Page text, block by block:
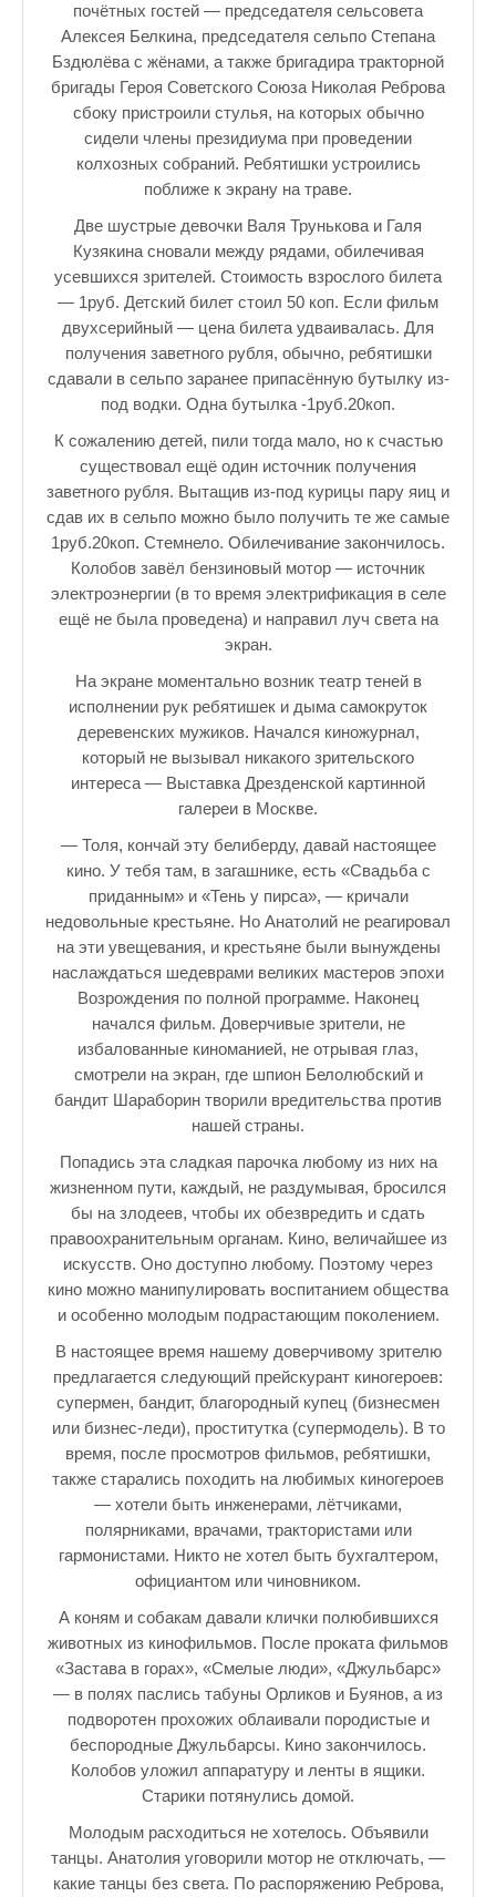
почётных гостей — председателя сельсовета
Алексея Белкина, председателя сельпо Степана
Бздюлёва с жёнами, а также бригадира тракторной
бригады Героя Советского Союза Николая Реброва
сбоку пристроили стулья, на которых обычно
сидели члены президиума при проведении
колхозных собраний. Ребятишки устроились
поближе к экрану на траве.
Две шустрые девочки Валя Трунькова и Галя
Кузякина сновали между рядами, обилечивая
усевшихся зрителей. Стоимость взрослого билета
— 1руб. Детский билет стоил 50 коп. Если фильм
двухсерийный — цена билета удваивалась. Для
получения заветного рубля, обычно, ребятишки
сдавали в сельпо заранее припасённую бутылку из-
под водки. Одна бутылка -1руб.20коп.
К сожалению детей, пили тогда мало, но к счастью
существовал ещё один источник получения
заветного рубля. Вытащив из-под курицы пару яиц и
сдав их в сельпо можно было получить те же самые
1руб.20коп. Стемнело. Обилечивание закончилось.
Колобов завёл бензиновый мотор — источник
электроэнергии (в то время электрификация в селе
ещё не была проведена) и направил луч света на
экран.
На экране моментально возник театр теней в
исполнении рук ребятишек и дыма самокруток
деревенских мужиков. Начался киножурнал,
который не вызывал никакого зрительского
интереса — Выставка Дрезденской картинной
галереи в Москве.
— Толя, кончай эту белиберду, давай настоящее
кино. У тебя там, в загашнике, есть «Свадьба с
приданным» и «Тень у пирса», — кричали
недовольные крестьяне. Но Анатолий не реагировал
на эти увещевания, и крестьяне были вынуждены
наслаждаться шедеврами великих мастеров эпохи
Возрождения по полной программе. Наконец
начался фильм. Доверчивые зрители, не
избалованные киноманией, не отрывая глаз,
смотрели на экран, где шпион Белолюбский и
бандит Шараборин творили вредительства против
нашей страны.
Попадись эта сладкая парочка любому из них на
жизненном пути, каждый, не раздумывая, бросился
бы на злодеев, чтобы их обезвредить и сдать
правоохранительным органам. Кино, величайшее из
искусств. Оно доступно любому. Поэтому через
кино можно манипулировать воспитанием общества
и особенно молодым подрастающим поколением.
В настоящее время нашему доверчивому зрителю
предлагается следующий прейскурант киногероев:
супермен, бандит, благородный купец (бизнесмен
или бизнес-леди), проститутка (супермодель). В то
время, после просмотров фильмов, ребятишки,
также старались походить на любимых киногероев
— хотели быть инженерами, лётчиками,
полярниками, врачами, трактористами или
гармонистами. Никто не хотел быть бухгалтером,
официантом или чиновником.
А коням и собакам давали клички полюбившихся
животных из кинофильмов. После проката фильмов
«Застава в горах», «Смелые люди», «Джульбарс»
— в полях паслись табуны Орликов и Буянов, а из
подворотен прохожих облаивали породистые и
беспородные Джульбарсы. Кино закончилось.
Колобов уложил аппаратуру и ленты в ящики.
Старики потянулись домой.
Молодым расходиться не хотелось. Объявили
танцы. Анатолия уговорили мотор не отключать, —
какие танцы без света. По распоряжению Реброва,